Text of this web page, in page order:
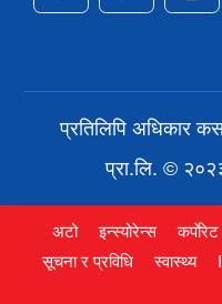
प्रतिलिपि अधिकार
प्रा.लि. ©
अटो इन्स्योरेन्स कर्पाेरेट
सूचना र प्रविधि
स्वास्थ्य